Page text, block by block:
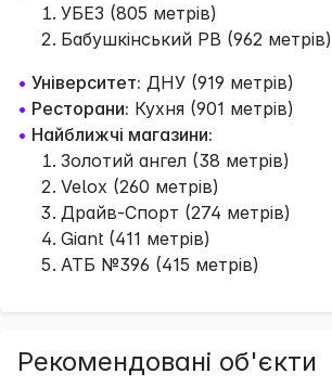
УБЕЗ (805 метрів)
Бабушкінський РВ (962 метрів)
• Університет: ДНУ (919 метрів)
• Ресторани: Кухня (901 метрів)
• Найближчі магазини:
Золотий ангел (38 метрів)
Velox (260 метрів)
Драйв-Спорт (274 метрів)
Giant (411 метрів)
АТБ №396 (415 метрів)
Рекомендовані об'єкти